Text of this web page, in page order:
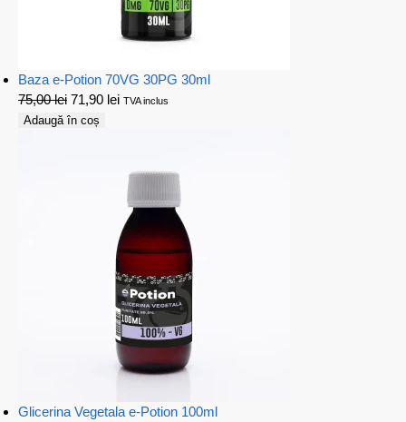
Baza e-Potion 70VG 30PG 30ml
75,00lei 71,90 lei TVA inclus
Adaugă în coș
Glicerina Vegetala e-Potion 100ml